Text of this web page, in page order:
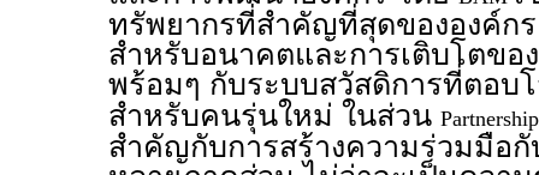
ทรัพยากรที่สำคัญที่สุดขององค์กร
สำหรับอนาคตและการเติบโตขอ
พร้อมๆ กับระบบสวัสดิการที่ตอบ
สำหรับคนรุ่นใหม่ ในส่วน
สำคัญกับการสร้างความร่วมมือ